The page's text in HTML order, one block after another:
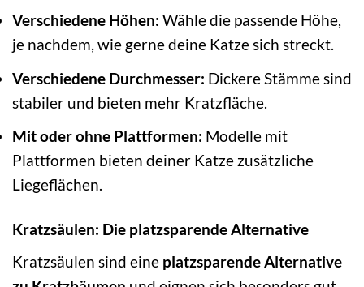
Verschiedene Höhen: Wähle die passende Höhe,
je nachdem, wie gerne deine Katze sich streckt.
Verschiedene Durchmesser: Dickere Stämme sind
stabiler und bieten mehr Kratzfläche.
Mit oder ohne Plattformen: Modelle mit
Plattformen bieten deiner Katze zusätzliche
Liegeflächen.
Kratzsäulen: Die platzsparende Alternative
Kratzsäulen sind eine platzsparende Alternative